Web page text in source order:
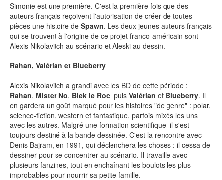
LES ACTUALITÉS DE J.R.R. TOLKIEN
LE MOT DES ÉDITIONS ACTUSF
Simonie est une première. C'est la première fois que des
auteurs français reçoivent l'autorisation de créer de toutes
pièces une histoire de Spawn. Les deux jeunes auteurs français
qui se trouvent à l'origine de ce projet franco-américain sont
Alexis Nikolavitch au scénario et Aleski au dessin.
Rahan, Valérian et Blueberry
Alexis Nikolavitch a grandi avec les BD de cette période :
Rahan, Mister No, Blek le Roc, puis Valérian et Blueberry. Il
en gardera un goût marqué pour les histoires "de genre" : polar,
science-fiction, western et fantastique, parfois mixés les uns
avec les autres. Malgré une formation scientifique, il s'est
toujours destiné à la bande dessinée. C'est la rencontre avec
Denis Bajram, en 1991, qui déclenchera les choses : il cessa de
dessiner pour se concentrer au scénario. Il travaille avec
plusieurs fanzines, tout en enchaînant les boulots les plus
improbables pour nourrir sa petite famille.